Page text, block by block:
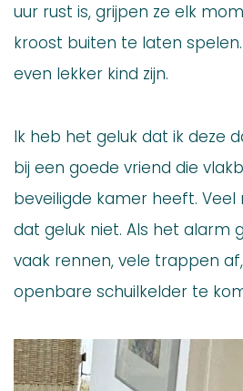
uur rust is, grijpen ze elk
kroost buiten te laten
even lekker kind zijn.
Ik heb het geluk dat ik deze
bij een goede vriend die
beveiligde kamer heeft.
dat geluk niet. Als het alarm
vaak rennen, vele trappen
openbare schuilkelder te